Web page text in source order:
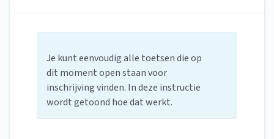
Je kunt eenvoudig alle toetsen die op
dit moment open staan voor
inschrijving vinden. In deze instructie
wordt getoond hoe dat werkt.